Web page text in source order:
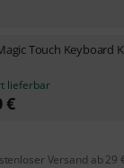
Touch Keyboard
lieferbar
€
Versand ab 29